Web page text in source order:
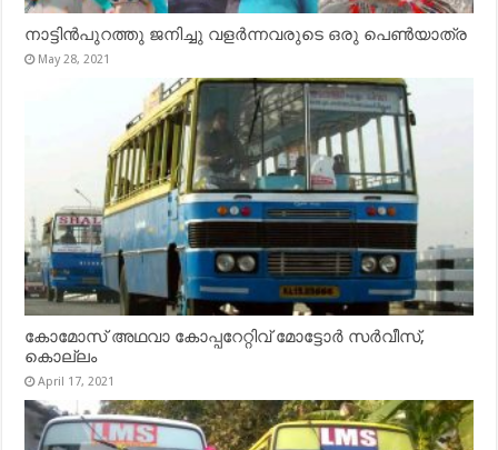
നാട്ടിൻപുറത്തു ജനിച്ചു വളർന്നവരുടെ ഒരു പെൺയാത്ര
May 28, 2021
കോമോസ് അഥവാ കോപ്പറേറ്റിവ് മോട്ടോര്‍ സര്‍വീസ്,
കൊല്ലം
April 17, 2021